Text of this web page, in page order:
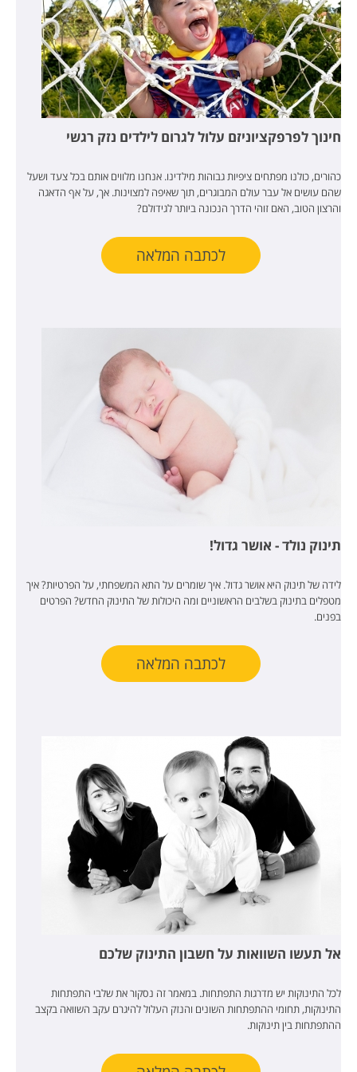
חינוך לפרפקציוניזם עלול לגרום לילדים נזק רגשי
כהורים, כולנו מפתחים ציפיות גבוהות מילדינו. אנחנו מלווים אותם בכל צעד ושעל
שהם עושים אל עבר עולם המבוגרים, תוך שאיפה למצוינות. אך, על אף הדאגה
והרצון הטוב, האם זוהי הדרך הנכונה ביותר לגידולם?
לכתבה המלאה
תינוק נולד - אושר גדול!
לידה של תינוק היא אושר גדול. איך שומרים על התא המשפחתי, על הפרטיות? איך
מטפלים בתינוק בשלבים הראשוניים ומה היכולות של התינוק החדש? הפרטים
בפנים.
לכתבה המלאה
אל תעשו השוואות על חשבון התינוק שלכם
לכל התינוקות יש מדרגות התפתחות. במאמר זה נסקור את שלבי התפתחות
התינוקות, תחומי ההתפתחות השונים והנזק העלול להיגרם עקב השוואה בקצב
ההתפתחות בין תינוקות.